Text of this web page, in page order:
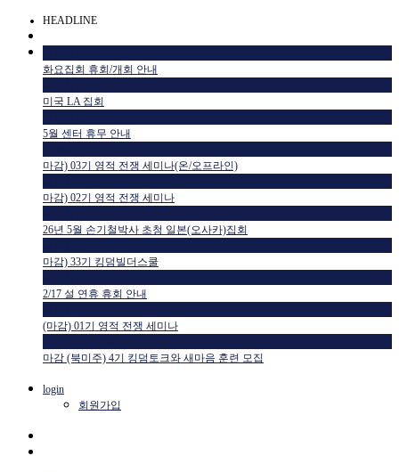
HEADLINE
화요집회 휴회/개회 안내
미국 LA 집회
5월 센터 휴무 안내
마감) 03기 영적 전쟁 세미나(온/오프라인)
마감) 02기 영적 전쟁 세미나
26년 5월 손기철박사 초청 일본(오사카)집회
마감) 33기 킹덤빌더스쿨
2/17 설 연휴 휴회 안내
(마감) 01기 영적 전쟁 세미나
마감 (북미주) 4기 킹덤토크와 새마음 훈련 모집
login
회원가입